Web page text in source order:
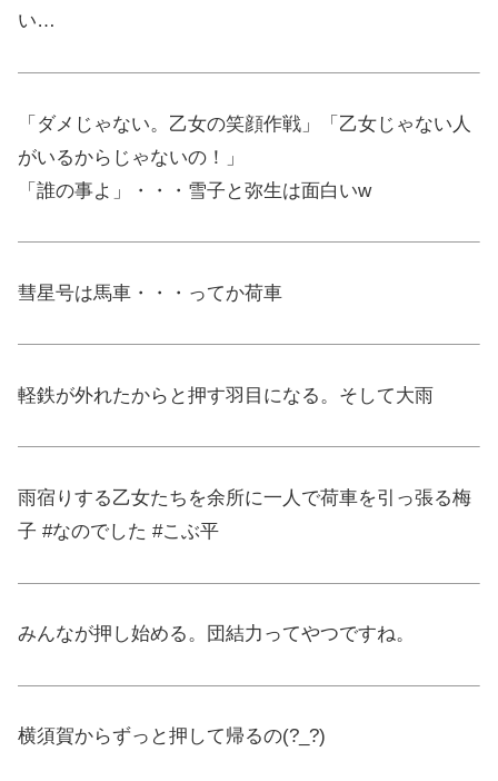
い…
「ダメじゃない。乙女の笑顔作戦」「乙女じゃない人
がいるからじゃないの！」
「誰の事よ」・・・雪子と弥生は面白いw
彗星号は馬車・・・ってか荷車
軽鉄が外れたからと押す羽目になる。そして大雨
雨宿りする乙女たちを余所に一人で荷車を引っ張る梅
子 #なのでした #こぶ平
みんなが押し始める。団結力ってやつですね。
横須賀からずっと押して帰るの(?_?)